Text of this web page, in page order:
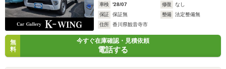
車検
'28/07 修復
なし
保証
保証無 整備
法定整備無
住所
香川県観音寺市
無
料
今すぐ在庫確認・見積依頼
電話する